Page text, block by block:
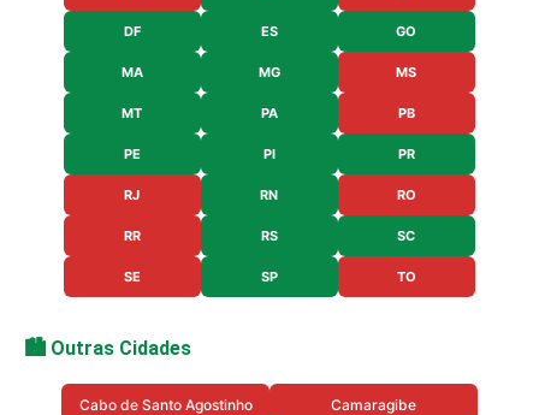
DF ES GO
MA MG MS
MT PA PB
PE PI PR
RJ RN RO
RR RS SC
SE SP TO
🏙️ Outras Cidades
Cabo de Santo Agostinho Camaragibe